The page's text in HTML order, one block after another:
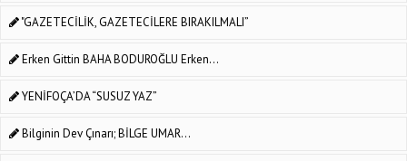
"GAZETECİLİK, GAZETECİLERE BIRAKILMALI”
Erken Gittin BAHA BODUROĞLU Erken...
YENİFOÇA’DA “SUSUZ YAZ”
Bilginin Dev Çınarı; BİLGE UMAR...